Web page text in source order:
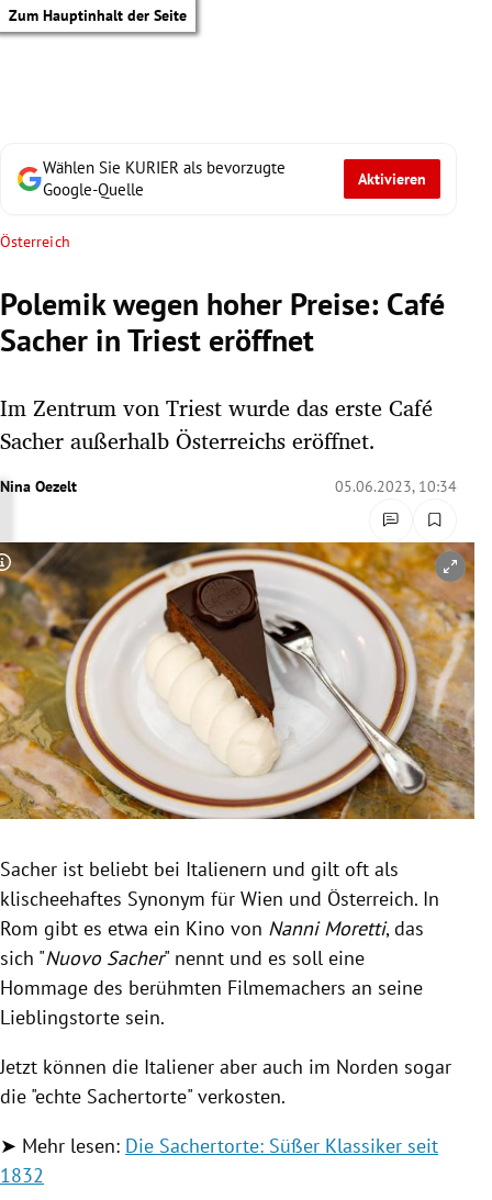
Zum Hauptinhalt der Seite
Untermenü
Untermenü
Untermenü
Untermenü
Untermenü
Untermenü
Untermenü
Wählen Sie KURIER als bevorzugte
Google-Quelle
Aktivieren
Österreich
Polemik wegen hoher Preise: Café
Sacher in Triest eröffnet
Im Zentrum von Triest wurde das erste Café
Sacher außerhalb Österreichs eröffnet.
Nina Oezelt 05.06.2023, 10:34
Copyright-Hinweis öffnen/schließen
Sacher ist beliebt bei Italienern und gilt oft als
klischeehaftes Synonym für Wien und Österreich. In
Rom gibt es etwa ein Kino von Nanni Moretti, das
sich "Nuovo Sacher" nennt und es soll eine
Hommage des berühmten Filmemachers an seine
Lieblingstorte sein.
Jetzt können die Italiener aber auch im Norden sogar
die "echte Sachertorte" verkosten.
➤ Mehr lesen: Die Sachertorte: Süßer Klassiker seit
1832